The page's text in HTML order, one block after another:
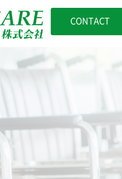
CONTACT